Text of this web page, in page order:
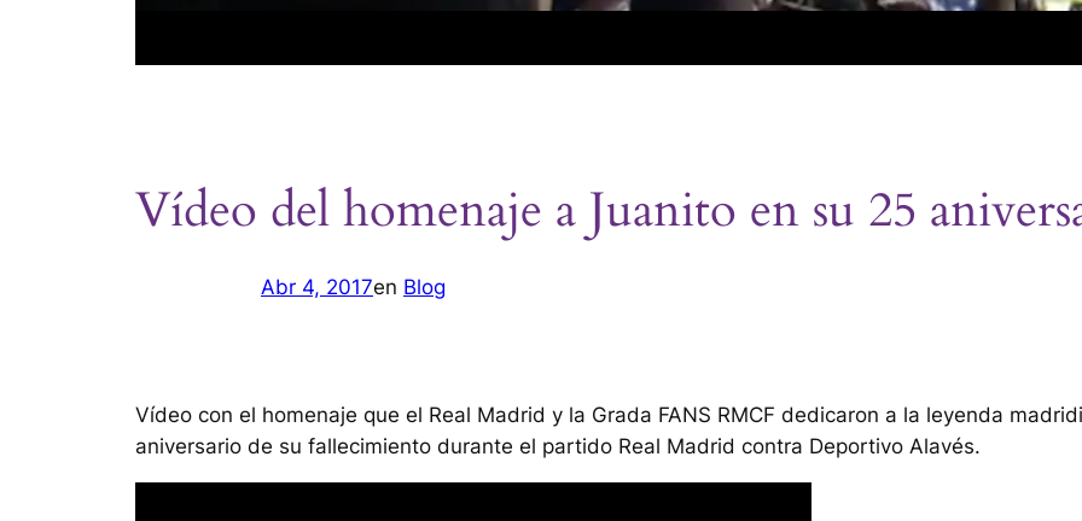
Vídeo del homenaje a Juanito en su 25
Abr 4, 2017en Blog
Vídeo con el homenaje que el Real Madrid y la Grada FANS RMCF dedicaron a la leyenda
aniversario de su fallecimiento durante el partido Real Madrid contra Deportivo Alavés.